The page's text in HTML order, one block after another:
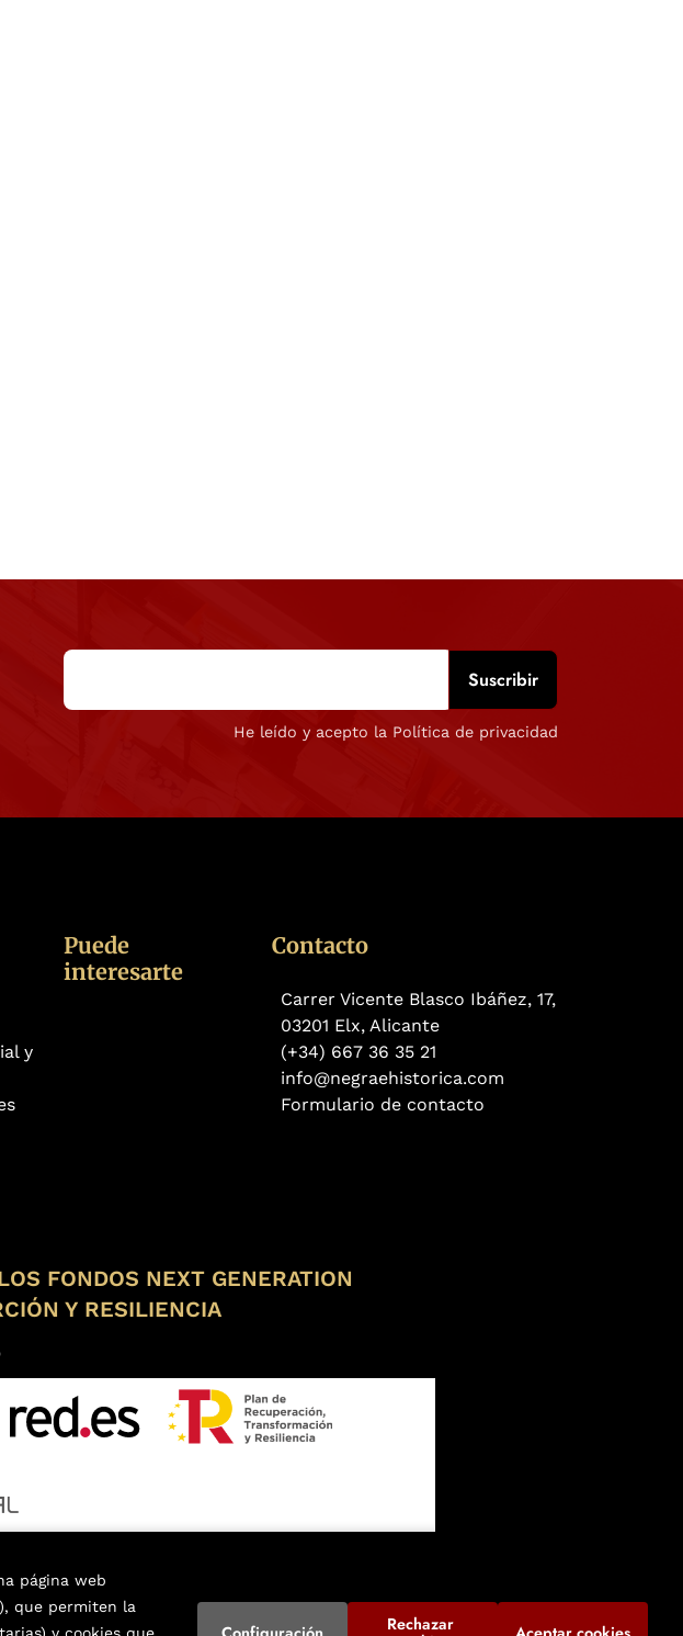
He leído y acepto la Política de privacidad
y
Puede
interesarte
Contacto
Carrer Vicente Blasco Ibáñez, 17,
03201 Elx, Alicante
(+34) 667 36 35 21
info@negraehistorica.com
Formulario de contacto
FONDOS NEXT GENERATION
Y RESILIENCIA
página web
que permiten la
Rechazar